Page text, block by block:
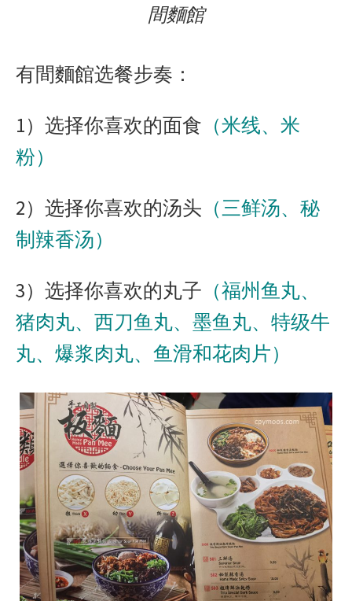
間麵館
有間麵館选餐步奏：
1）选择你喜欢的面食 （米线、米
粉）
2）选择你喜欢的汤头 （三鲜汤、秘
制辣香汤）
3）选择你喜欢的丸子 （福州鱼丸、
猪肉丸、西刀鱼丸、墨鱼丸、特级牛
丸、爆浆肉丸、鱼滑和花肉片）